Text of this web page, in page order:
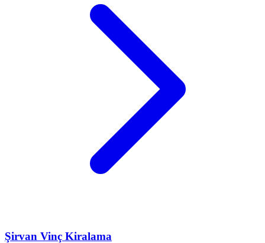
Şirvan Vinç Kiralama